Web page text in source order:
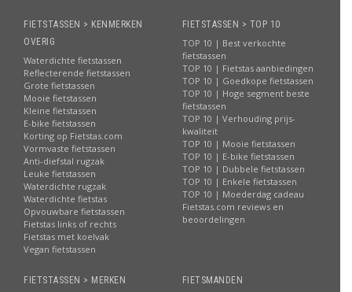
FIETSTASSEN > KENMERKEN
OVERIG
Waterdichte fietstassen
Reflecterende fietstassen
Grote fietstassen
Mooie fietstassen
Kleine fietstassen
E-bike fietstassen
Korting op Fietstas.com
Vormvaste fietstassen
Anti-diefstal rugzak
Leuke fietstassen
Waterdichte rugzak
Waterdichte fietstas
Opvouwbare fietstassen
Fietstas links of rechts
Fietstas met koelvak
Vegan fietstassen
FIETSTASSEN > TOP 10
TOP 10 | Best verkochte
fietstassen
TOP 10 | Fietstas aanbiedingen
TOP 10 | Goedkope fietstassen
TOP 10 | Hoge segment beste
fietstassen
TOP 10 | Verhouding prijs-
kwaliteit
TOP 10 | Mooie fietstassen
TOP 10 | E-bike fietstassen
TOP 10 | Dubbele fietstassen
TOP 10 | Enkele fietstassen
TOP 10 | Moederdag cadeau
Fietstas.com reviews en
beoordelingen
FIETSTASSEN > MERKEN FIETSMANDEN